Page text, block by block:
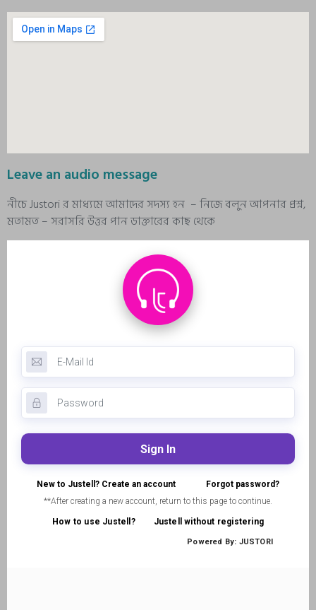
Leave an audio message
নীচে Justori র মাধ্যমে আমাদের সদস্য হন – নিজে বলুন আপনার প্রশ্ন,
মতামত – সরাসরি উত্তর পান ডাক্তারের কাছ থেকে